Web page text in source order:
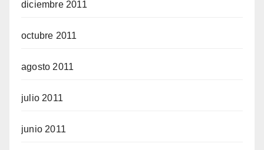
diciembre 2011
octubre 2011
agosto 2011
julio 2011
junio 2011